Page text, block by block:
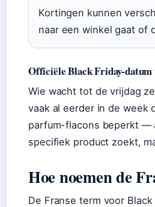
Kortingen kunnen
naar een winkel gaat of
Officiële Black Friday-datum
Wie wacht tot de vrijdag
vaak al eerder in de week
parfum-flacons beperkt —
specifiek product zoekt,
Hoe noemen de
De Franse term voor